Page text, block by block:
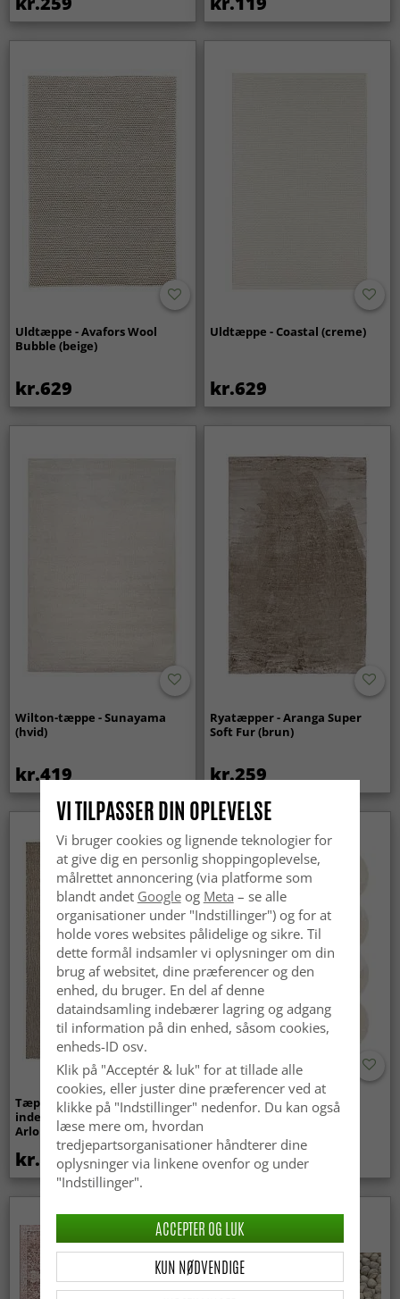
rengøring af tæppet.
Uldtæppe - Avafors Wool
Bubble (beige)
kr.629
Uldtæppe - Coastal (creme)
kr.629
Wilton-tæppe - Sunayama
(hvid)
kr.419
Ryatæpper - Aranga Super
Soft Fur (brun)
kr.259
Tæpper til
indendørs/udendørs brug -
Arlo (beige)
kr.439
Nyhed
Bølget ryatæppe - Aranga
Super Soft Fur (beige)
kr.369
Nyhed
VI TILPASSER DIN OPLEVELSE
Vi bruger cookies og lignende teknologier for
at give dig en personlig shoppingoplevelse,
målrettet annoncering (via platforme som
blandt andet Googleog Meta – se alle
organisationer under "Indstillinger") og for at
holde vores websites pålidelige og sikre. Til
dette formål indsamler vi oplysninger om din
brug af websitet, dine præferencer og den
enhed, du bruger. En del af denne
dataindsamling indebærer lagring og adgang
til information på din enhed, såsom cookies,
enheds-ID osv.
Klik på "Acceptér & luk" for at tillade alle
cookies, eller juster dine præferencer ved at
klikke på "Indstillinger" nedenfor. Du kan også
læse mere om, hvordan
tredjepartsorganisationer håndterer dine
oplysninger via linkene ovenfor og under
"Indstillinger".
KUN NØDVENDIGE
ACCEPTER OG LUK